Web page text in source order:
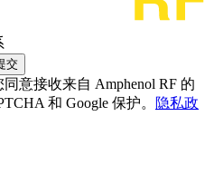
交
意接收来自 Amphenol RF 的
和 Google 保护。
隐私政